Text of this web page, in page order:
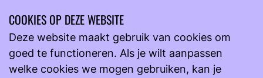
Actueel
Nieuws
Contributie-inning 2025: per automatische incasso
COOKIES OP DEZE WEBSITE
Deze website maakt gebruik van cookies om
goed te functioneren. Als je wilt aanpassen
welke cookies we mogen gebruiken, kan je